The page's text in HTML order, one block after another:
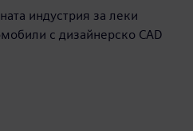
индустрия за леки
с дизайнерско CAD